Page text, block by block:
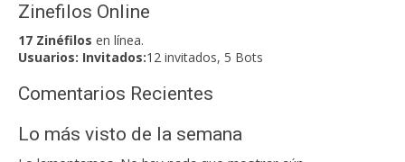
Zinefilos Online
17 Zinéfilos en línea.
Usuarios: Invitados:12 invitados, 5 Bots
Comentarios Recientes
Lo más visto de la semana